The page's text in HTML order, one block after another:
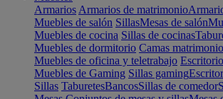
Armarios Armarios de matrimonio
Muebles de salón SillasMesas de salón
Muebles de cocina Sillas de cocinas
Muebles de dormitorio Camas matrimonio
Muebles de oficina y teletrabajo
Muebles de Gaming Sillas gaming
Sillas TaburetesBancosSillas de comedor